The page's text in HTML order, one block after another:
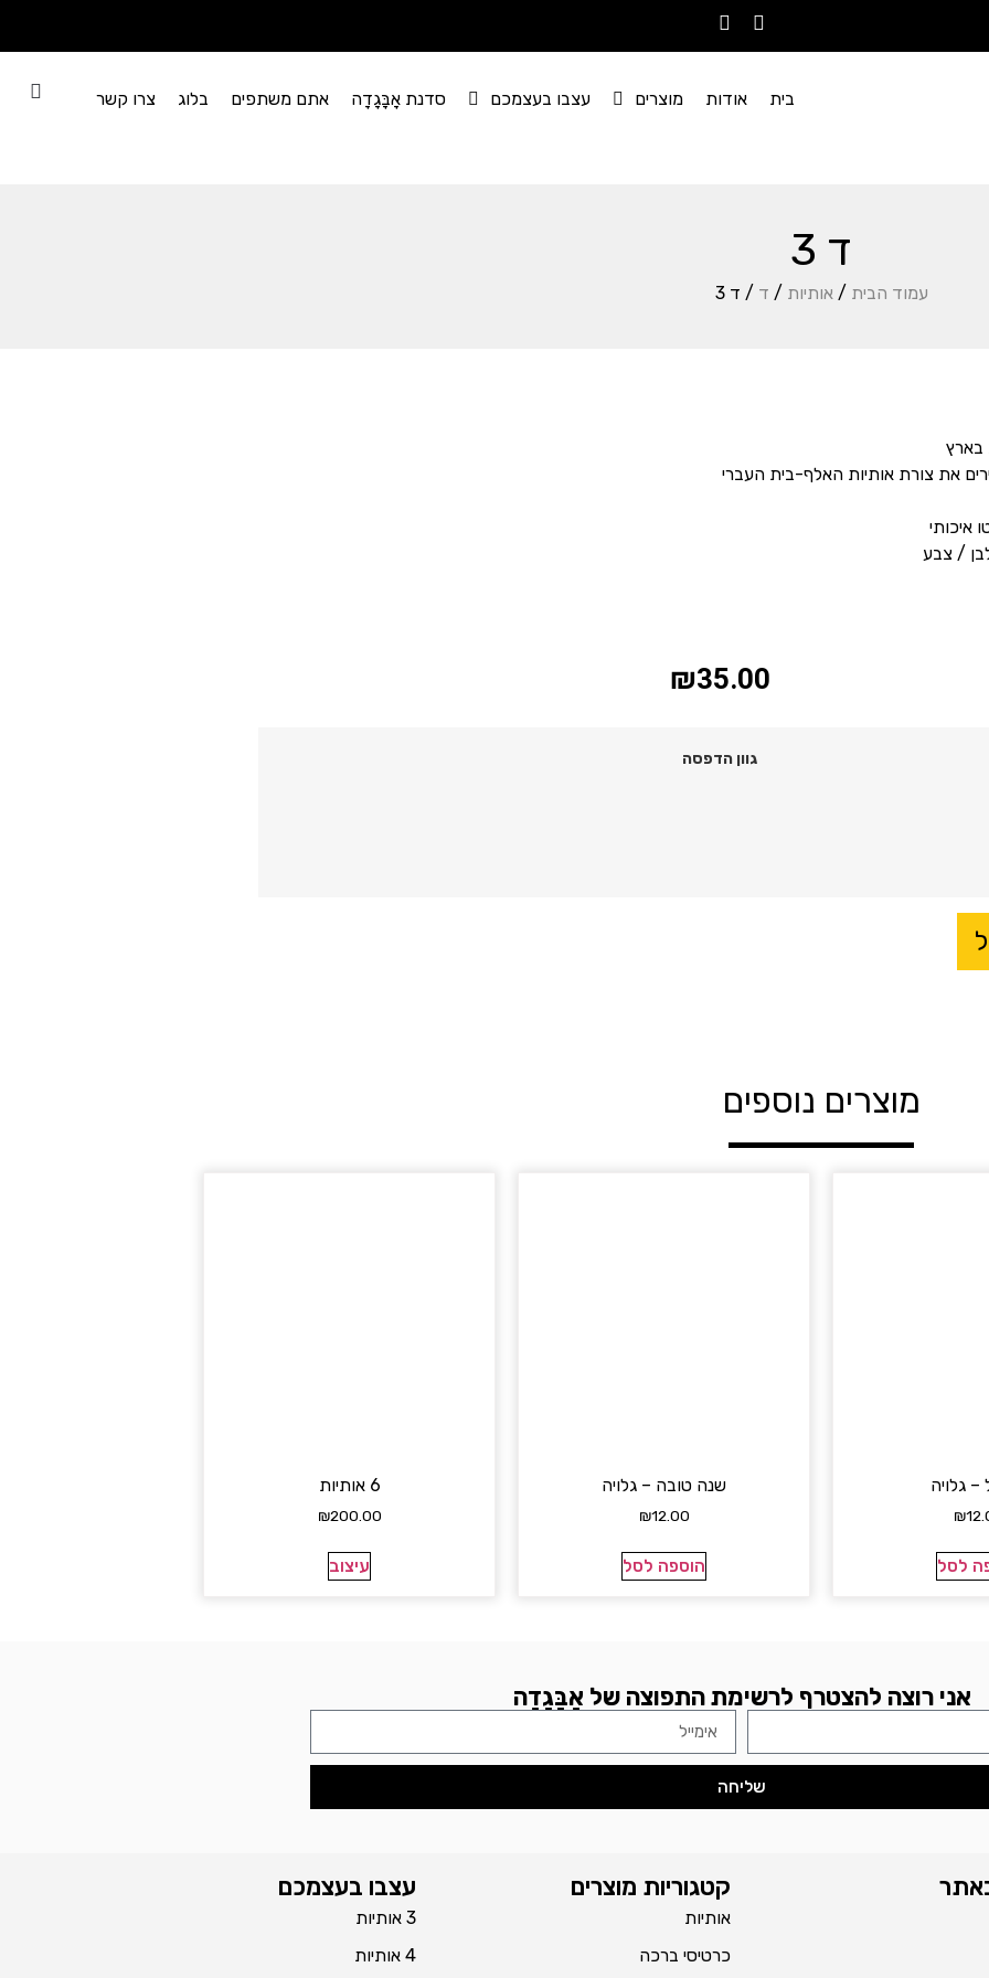
בית אודות מוצרים עצבו בעצמכם סדנת אָבָּגָדָה אתם משתפים בלוג צרו קשר
ד 3
עמוד הבית / אותיות / ד / ד 3
בארץ
את צורת אותיות האלף-בית העברי
איכותי
/ צבע
₪35.00
גוון הדפסה
מוצרים נוספים
– גלויה
₪
לסל
שנה טובה – גלויה
₪12.00
הוספה לסל
6 אותיות
₪200.00
עיצוב
אני רוצה להצטרף לרשימת התפוצה של אָבָּגָדָה
שליחה
קטגוריות מוצרים
אותיות
כרטיסי ברכה
עצבו בעצמכם
3 אותיות
4 אותיות